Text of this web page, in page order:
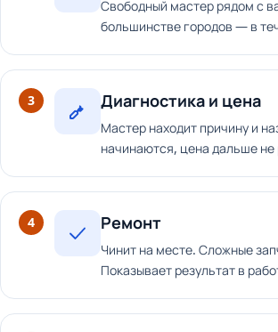
Свободный мастер рядом с
большинстве городов — в
3 Диагностика и цена
Мастер находит причину и
начинаются, цена дальше не
4 Ремонт
Чинит на месте. Сложные
Показывает результат в